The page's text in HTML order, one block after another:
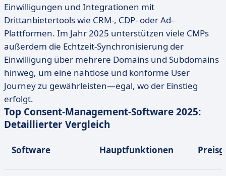
Einwilligungen und Integrationen mit
Drittanbietertools wie CRM-, CDP- oder Ad-
Plattformen. Im Jahr 2025 unterstützen viele CMPs
außerdem die Echtzeit-Synchronisierung der
Einwilligung über mehrere Domains und Subdomains
hinweg, um eine nahtlose und konforme User
Journey zu gewährleisten—egal, wo der Einstieg
erfolgt.
Top Consent-Management-Software 2025:
Detaillierter Vergleich
Software Hauptfunktionen